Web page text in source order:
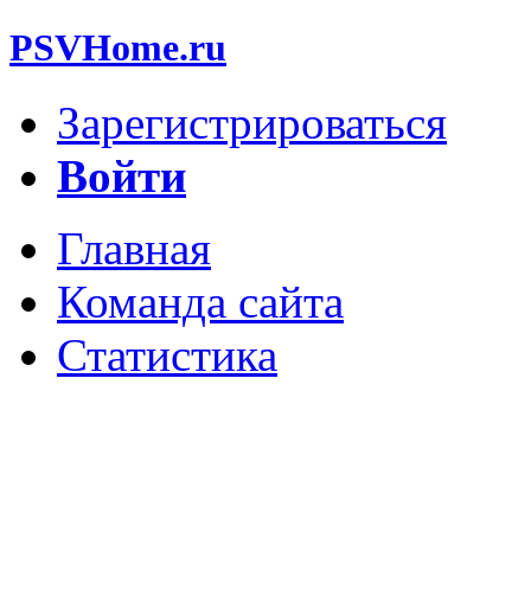
PSVHome.ru
Зарегистрироваться
Войти
Главная
Команда сайта
Статистика